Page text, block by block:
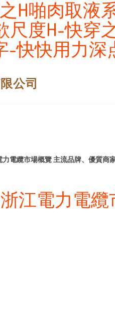
H啪肉取液
尺度H-快穿
-快快用力
公司
力電纜市場概覽 主流品牌、優質商
浙江電力電纜